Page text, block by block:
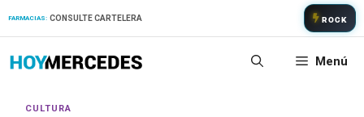
FARMACIAS: CONSULTE CARTELERA ROCK
Menú